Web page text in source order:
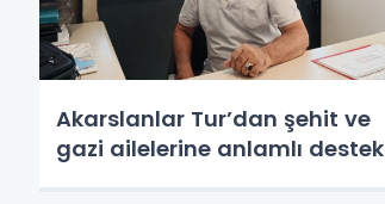
Akarslanlar Tur’dan şehit ve
gazi ailelerine anlamlı destek